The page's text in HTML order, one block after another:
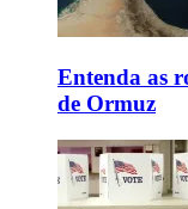
Entenda as
de Ormuz